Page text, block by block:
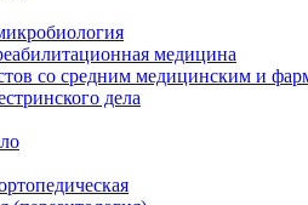
медицина
со средним медицинским и
дела